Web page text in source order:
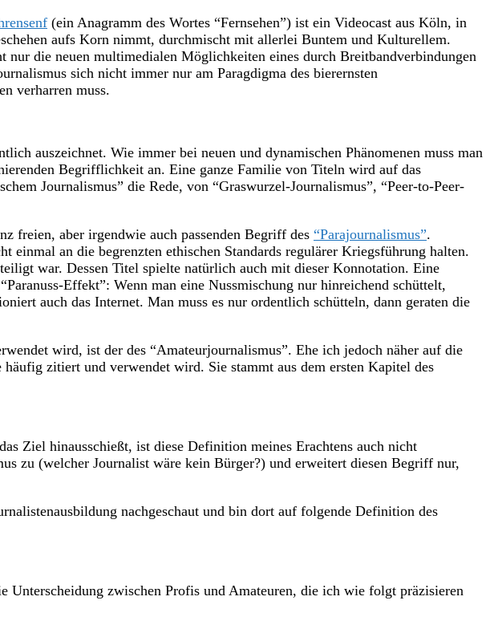
(ein Anagramm des Wortes “Fernsehen”) ist ein Videocast aus Köln, in
aufs Korn nimmt, durchmischt mit allerlei Buntem und Kulturellem.
die neuen multimedialen Möglichkeiten eines durch Breitbandverbindungen
sich nicht immer nur am Paragdigma des bierernsten
verharren muss.
auszeichnet. Wie immer bei neuen und dynamischen Phänomenen muss man
Begrifflichkeit an. Eine ganze Familie von Titeln wird auf das
Journalismus” die Rede, von “Graswurzel-Journalismus”, “Peer-to-Peer-
freien, aber irgendwie auch passenden Begriff des “Parajournalismus”.
einmal an die begrenzten ethischen Standards regulärer Kriegsführung halten.
war. Dessen Titel spielte natürlich auch mit dieser Konnotation. Eine
Effekt”: Wenn man eine Nussmischung nur hinreichend schüttelt,
auch das Internet. Man muss es nur ordentlich schütteln, dann geraten die
wird, ist der des “Amateurjournalismus”. Ehe ich jedoch näher auf die
zitiert und verwendet wird. Sie stammt aus dem ersten Kapitel des
Ziel hinausschießt, ist diese Definition meines Erachtens auch nicht
zu (welcher Journalist wäre kein Bürger?) und erweitert diesen Begriff nur,
nachgeschaut und bin dort auf folgende Definition des
Unterscheidung zwischen Profis und Amateuren, die ich wie folgt präzisieren